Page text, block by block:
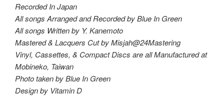
Recorded In Japan
All songs Arranged and Recorded by Blue In Green
All songs Written by Y. Kanemoto
Mastered & Lacquers Cut by Misjah@24Mastering
Vinyl, Cassettes, & Compact Discs are all Manufactured at
Mobineko, Taiwan
Photo taken by Blue In Green
Design by Vitamin D